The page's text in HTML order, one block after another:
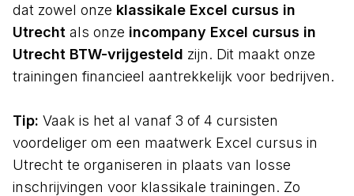
dat zowel onze klassikale Excel cursus in
Utrecht als onze incompany Excel cursus in
Utrecht BTW-vrijgesteld zijn. Dit maakt onze
trainingen financieel aantrekkelijk voor bedrijven.
Tip: Vaak is het al vanaf 3 of 4 cursisten
voordeliger om een maatwerk Excel cursus in
Utrecht te organiseren in plaats van losse
inschrijvingen voor klassikale trainingen. Zo